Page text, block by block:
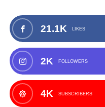
21.1K LIKES
2K FOLLOWERS
4K SUBSCRIBERS